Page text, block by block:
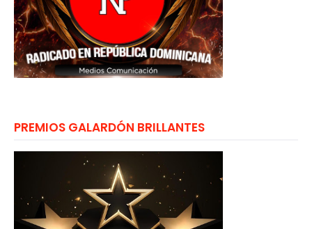
PREMIOS GALARDÓN BRILLANTES